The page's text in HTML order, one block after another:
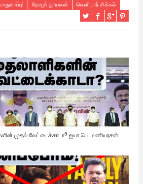
தோழர் தூயவன் வெளியார் சிக்கல்
முதல் வேட்டைக்காடா? ஐயா பெ. மணியரசன்